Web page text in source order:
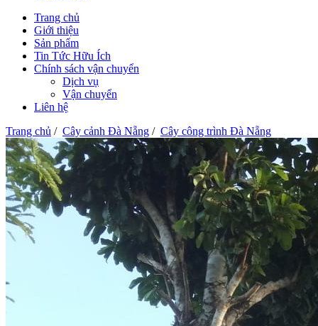
Trang chủ
Giới thiệu
Sản phẩm
Tin Tức Hữu Ích
Chính sách vận chuyển
Dịch vụ
Vận chuyển
Liên hệ
Trang chủ / Cây cảnh Đà Nẵng / Cây công trình Đà Nẵng